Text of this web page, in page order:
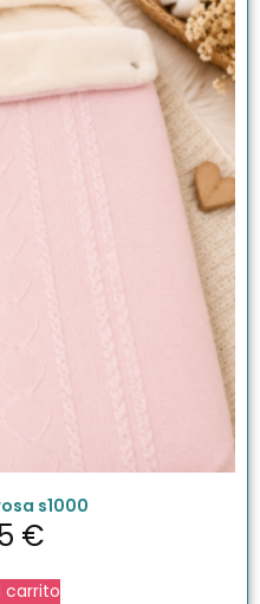
s1000
€
carrito